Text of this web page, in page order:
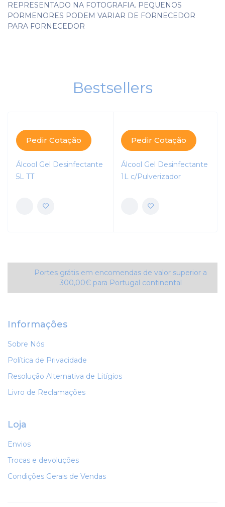
REPRESENTADO NA FOTOGRAFIA. PEQUENOS
PORMENORES PODEM VARIAR DE FORNECEDOR
PARA FORNECEDOR
Bestsellers
Pedir Cotação
Álcool Gel Desinfectante
5L TT
Pedir Cotação
Álcool Gel Desinfectante
1L c/Pulverizador
Portes grátis em encomendas de valor superior a
300,00€ para Portugal continental
Informações
Sobre Nós
Política de Privacidade
Resolução Alternativa de Litígios
Livro de Reclamações
Loja
Envios
Trocas e devoluções
Condições Gerais de Vendas